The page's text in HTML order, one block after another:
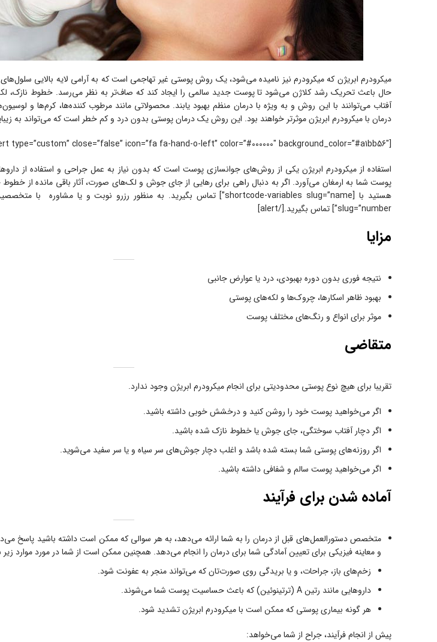
میکرودرم ابریژن که میکرودرم نیز نامیده می‌شود، یک روش پوستی غیر تهاجمی است که به آرامی لایه بالایی
حال باعث تحریک رشد کلاژن می‌شود تا پوست جدید سالمی را ایجاد کند که صاف‌تر به نظر می‌رسد. خطوط نازک،
آفتاب می‌توانند با این روش و به ویژه با درمان منظم بهبود یابند. محصولاتی مانند مرطوب کننده‌ها، کرم‌ها و
درمان با میکرودرم ابریژن موثرتر خواهند بود. این روش یک درمان پوستی بدون درد و کم خطر است که می‌تواند به
[alert type=”custom” close=”false” icon=”fa fa-hand-o-left” color=”#000000″ background_color=”#a1bb56″]
استفاده از میکرودرم ابریژن یکی از روش‌های جوانسازی پوست است که بدون نیاز به عمل جراحی و استفاده از
پوست شما به ارمغان می‌آورد. اگر به دنبال راهی برای رهایی از جای جوش و لک‌های صورت، آثار باقی مانده از
slug=”number”] تماس بگیرید.[/alert]
مزایا
نتیجه فوری بدون دوره بهبودی، درد یا عوارض جانبی
بهبود ظاهر اسکارها، چروک‌ها و لکه‌های پوستی
موثر برای انواع و رنگ‌های مختلف پوست
متقاضی
تقریبا برای هیچ نوع پوستی محدودیتی برای انجام میکرودرم ابریژن وجود ندارد.
اگر می‌خواهید پوست خود را روشن کنید و درخشش خوبی داشته باشید.
اگر دچار آفتاب سوختگی، جای جوش یا خطوط نازک شده باشید.
اگر روزنه‌های پوستی شما بسته شده باشد و اغلب دچار جوش‌های سر سیاه و یا سر سفید می‌شوید.
اگر می‌خواهید پوست سالم و شفافی داشته باشید.
آماده شدن برای فرآیند
متخصص دستورالعمل‌های قبل از درمان را به شما ارائه می‌دهد، به هر سوالی که ممکن است داشته باشید پاسخ
و معاینه فیزیکی برای تعیین آمادگی شما برای درمان را انجام می‌دهد. همچنین ممکن است از شما در مورد موارد زیر
زخم‌های باز، جراحات، و یا بریدگی روی صورت‌تان که می‌تواند منجر به عفونت شود.
داروهایی مانند رتین A (ترتینوئین) که باعث حساسیت پوست شما می‌شوند.
هر گونه بیماری پوستی که ممکن است با میکرودرم ابریژن تشدید شود.
پیش از انجام فرآیند، جراح از شما می‌خواهد: